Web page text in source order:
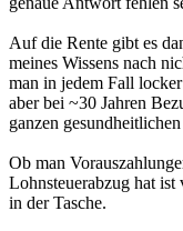
Auf die Rente gibt es
meines Wissens nach
man in jedem Fall
aber bei ~30 Jahren
ganzen
Ob man
Lohnsteuerabzug hat
in der Tasche.